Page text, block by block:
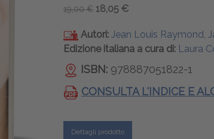
19,00 € 18,05 €
Autori: Jean Louis Raymond,
Edizione italiana a cura di: Laura
ISBN: 978887051822-1
CONSULTA L'INDICE E
Dettagli prodotto